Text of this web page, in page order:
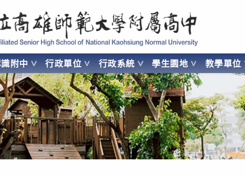
Affiliated Senior High School of National Kaohsiung Normal University
附中 行政單位 行政系統 學生園地 教學單位
OF NATIONAL KAOHSIUNG NORMAL UNIVERSITY